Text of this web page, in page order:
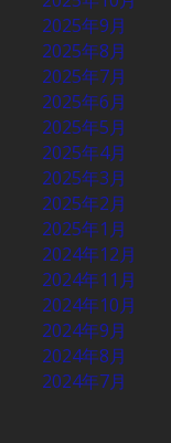
2025年9月
2025年8月
2025年7月
2025年6月
2025年5月
2025年4月
2025年3月
2025年2月
2025年1月
2024年12月
2024年11月
2024年10月
2024年9月
2024年8月
2024年7月